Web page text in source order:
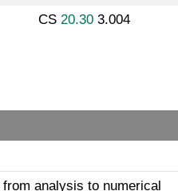
CS 20.303.004
analysis to numerical